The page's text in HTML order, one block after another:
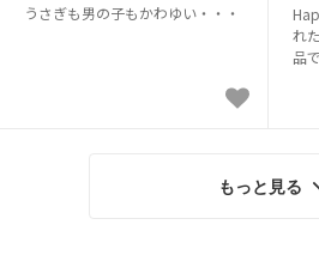
うさぎも男の子もかわゆい・・・
れ
品
もっと見る